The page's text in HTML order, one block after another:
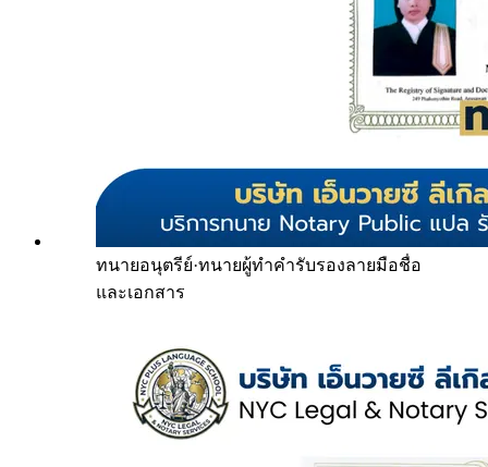
ทนายอนุตรีย์·ทนายผู้ทำคำรับรองลายมือชื่อ
และเอกสาร